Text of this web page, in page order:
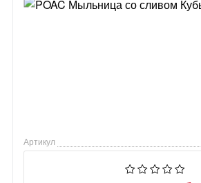
Артикул